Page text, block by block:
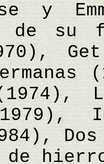
y
de su
de